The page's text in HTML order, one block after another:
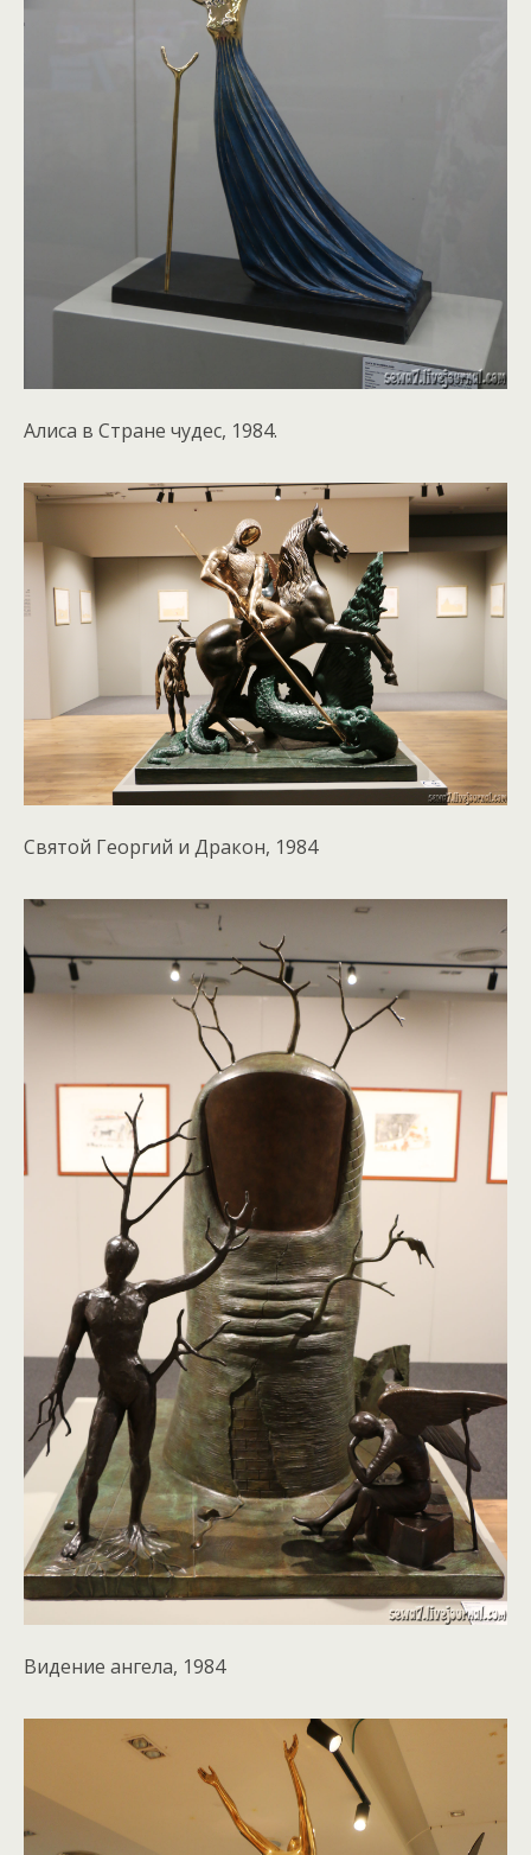
Алиса в Стране чудес, 1984.
Святой Георгий и Дракон, 1984
Видение ангела, 1984